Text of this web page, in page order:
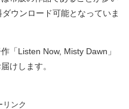
ウンロード可能となっていま
「Listen Now, Misty Dawn」
けします。
リンク